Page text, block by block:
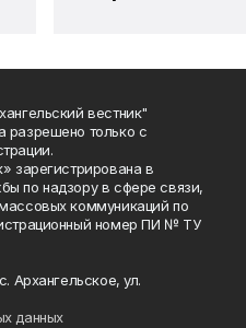
вестник"
разрешено только с
зарегистрирована в
по надзору в сфере связи,
коммуникаций по
номер ПИ № ТУ
Архангельское, ул.
данных